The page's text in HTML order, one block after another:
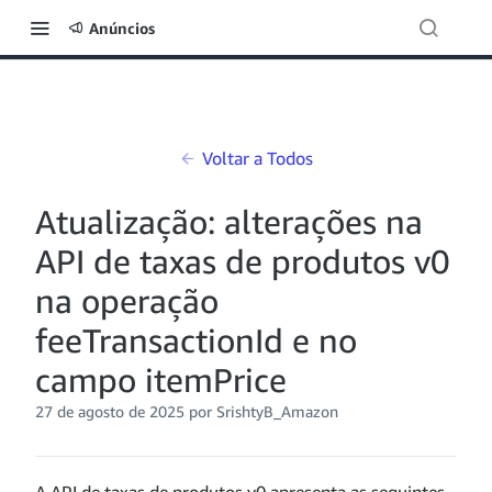
Anúncios
Voltar a Todos
Atualização: alterações na
API de taxas de produtos v0
na operação
feeTransactionId e no
campo itemPrice
27 de agosto de 2025 por SrishtyB_Amazon